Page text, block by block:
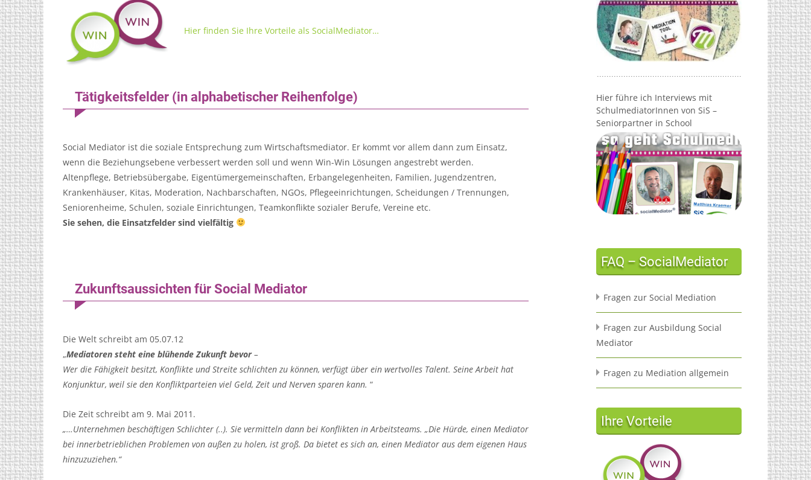
Hier finden Sie Ihre Vorteile als SocialMediator…
Tätigkeitsfelder (in alphabetischer Reihenfolge)
Social Mediator ist die soziale Entsprechung zum Wirtschaftsmediator. Er kommt vor allem dann zum Einsatz,
wenn die Beziehungsebene verbessert werden soll und wenn Win-Win Lösungen angestrebt werden.
Altenpflege, Betriebsübergabe, Eigentümergemeinschaften, Erbangelegenheiten, Familien, Jugendzentren,
Krankenhäuser, Kitas, Moderation, Nachbarschaften, NGOs, Pflegeeinrichtungen, Scheidungen / Trennungen,
Seniorenheime, Schulen, soziale Einrichtungen, Teamkonflikte sozialer Berufe, Vereine etc.
Sie sehen, die Einsatzfelder sind vielfältig
Zukunftsaussichten für Social Mediator
Die Welt schreibt am 05.07.12
„Mediatoren steht eine blühende Zukunft bevor–
Wer die Fähigkeit besitzt, Konflikte und Streite schlichten zu können, verfügt über ein wertvolles Talent. Seine Arbeit hat
Konjunktur, weil sie den Konfliktparteien viel Geld, Zeit und Nerven sparen kann. “
Die Zeit schreibt am 9. Mai 2011.
„…Unternehmen beschäftigen Schlichter (..). Sie vermitteln dann bei Konflikten in Arbeitsteams. „Die Hürde, einen Mediator
bei innerbetrieblichen Problemen von außen zu holen, ist groß. Da bietet es sich an, einen Mediator aus dem eigenen Haus
hinzuzuziehen.“
Hier führe ich Interviews mit
SchulmediatorInnen von SiS –
Seniorpartner in School
FAQ – SocialMediator
Fragen zur Social Mediation
Fragen zur Ausbildung Social
Mediator
Fragen zu Mediation allgemein
Ihre Vorteile